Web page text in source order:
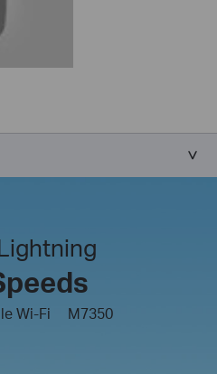
Wi-Fi M7350